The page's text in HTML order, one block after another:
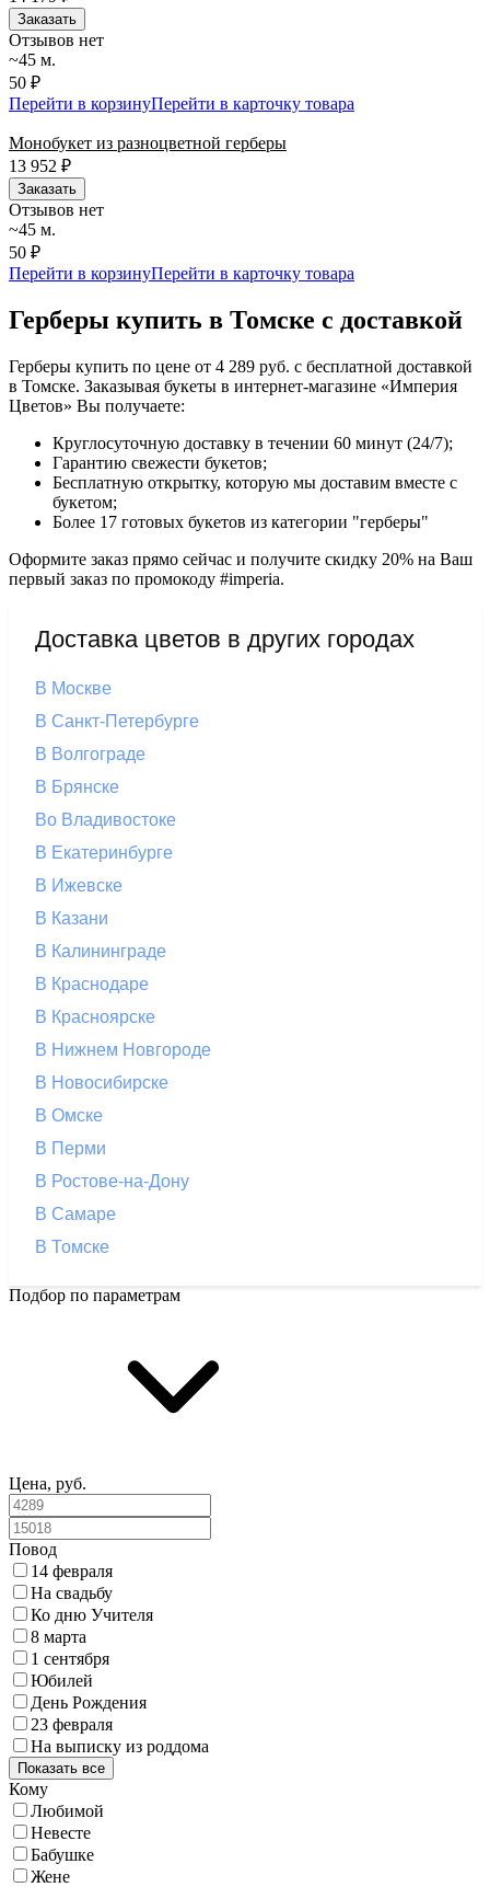
Заказать
Отзывов нет
~45 м.
50 ₽
Перейти в корзинуПерейти в карточку товара
Монобукет из разноцветной герберы
13 952 ₽
Заказать
Отзывов нет
~45 м.
50 ₽
Перейти в корзинуПерейти в карточку товара
Герберы купить в Томске с доставкой
Герберы купить по цене от 4 289 руб. с бесплатной доставкой
в Томске. Заказывая букеты в интернет-магазине «Империя
Цветов» Вы получаете:
Круглосуточную доставку в течении 60 минут (24/7);
Гарантию свежести букетов;
Бесплатную открытку, которую мы доставим вместе с
букетом;
Более 17 готовых букетов из категории "герберы"
Оформите заказ прямо сейчас и получите скидку 20% на Ваш
первый заказ по промокоду #imperia.
Доставка цветов в других городах
В Москве
В Санкт-Петербурге
В Волгограде
В Брянске
Во Владивостоке
В Екатеринбурге
В Ижевске
В Казани
В Калининграде
В Краснодаре
В Красноярске
В Нижнем Новгороде
В Новосибирске
В Омске
В Перми
В Ростове-на-Дону
В Самаре
В Томске
Подбор по параметрам
Цена, руб.
Повод
14 февраля
На свадьбу
Ко дню Учителя
8 марта
1 сентября
Юбилей
День Рождения
23 февраля
На выписку из роддома
Показать все
Кому
Любимой
Невесте
Бабушке
Жене